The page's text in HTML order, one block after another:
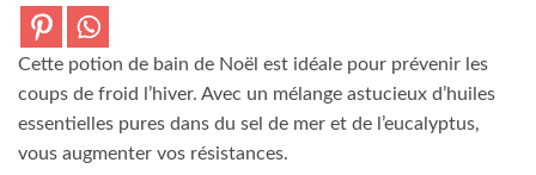
Cette potion de bain de Noël est idéale pour prévenir les
coups de froid l’hiver. Avec un mélange astucieux d’huiles
essentielles pures dans du sel de mer et de l’eucalyptus,
vous augmenter vos résistances.